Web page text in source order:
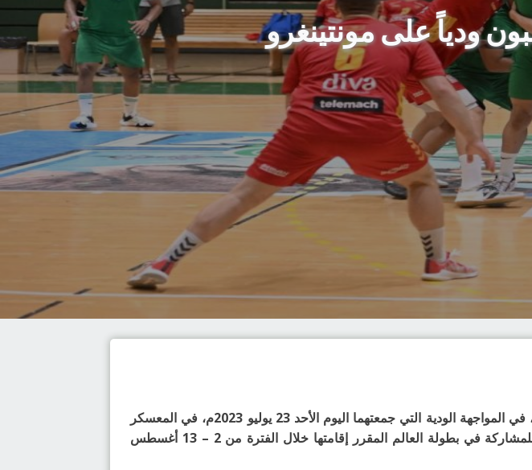
ودياً على مونتينغرو
تغلب المنتخب السعودي لكرة اليد لدرجة الناشئين على نظيره منتخب مونتينغرو، في المواجهة الودية التي جمعتهما اليوم الأحد 23 يوليو 2023م، في المعسكر
الخارجي الذي يقام حالياً في سلوفينيا، ضمن المرحلة الأخيرة من الاستعدادات للمشاركة في بطولة العالم المقرر إقامتها خلال الفترة من 2 – 13 أغسطس